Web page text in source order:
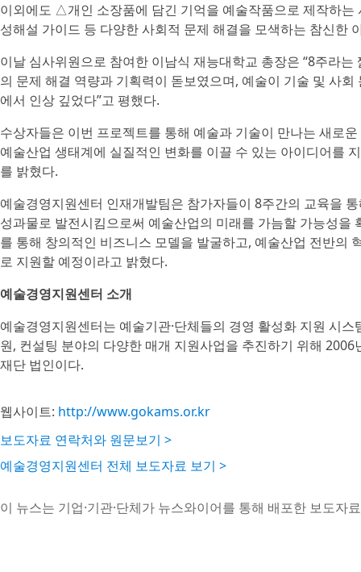
이외에도 △개인 소장품에 담긴 기억을 예술작품으로 제작하
성해설 가이드 등 다양한 사회적 문제 해결을 모색하는 참신한
이날 심사위원으로 참여한 이남식 재능대학교 총장은 “8주라
의 문제 해결 역량과 기획력이 돋보였으며, 예술이 기술 및 사
에서 인상 깊었다”고 평했다.
수상자들은 이번 프로젝트를 통해 예술과 기술이 만나는 새로
예술산업 생태계에 실질적인 변화를 이끌 수 있는 아이디어를
를 밝혔다.
예술경영지원센터 인재개발팀은 참가자들이 8주간의 교육을
성과물로 발전시킴으로써 예술산업의 미래를 가늠할 가능성을
를 통해 창의적인 비즈니스 모델을 발굴하고, 예술산업 전반의
로 지원할 예정이라고 밝혔다.
예술경영지원센터 소개
예술경영지원센터는 예술기관·단체들의 경영 활성화 지원 시
원, 컨설팅 분야의 다양한 매개 지원사업을 추진하기 위해
재단 법인이다.
웹사이트: http://www.gokams.or.kr
보도자료 연락처와 원문보기 >
예술경영지원센터 전체 보도자료 보기 >
이 뉴스는 기업·기관·단체가 뉴스와이어를 통해 배포한 보도자